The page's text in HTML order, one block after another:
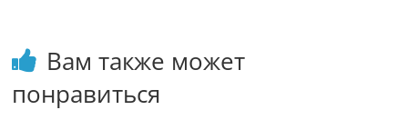
Вам также может
понравиться